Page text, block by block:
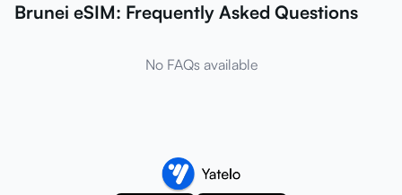
Brunei eSIM: Frequently Asked Questions
No FAQs available